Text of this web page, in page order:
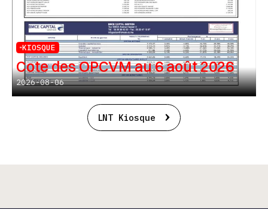
KIOSQUE
Cote des OPCVM au 6 août 2026
2026-08-06
LNT Kiosque